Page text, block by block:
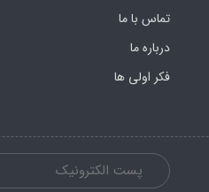
تماس با ما
درباره ما
فکر اولی ها